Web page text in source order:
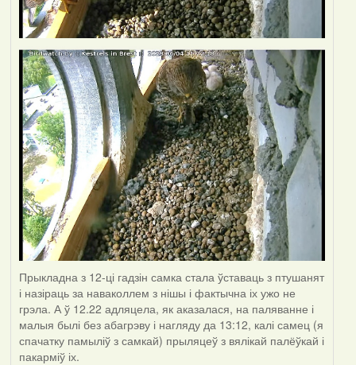
Прыкладна з 12-ці гадзін самка стала ўставаць з птушанят
і назіраць за наваколлем з нішы і фактычна іх ужо не
грэла. А ў 12.22 адляцела, як аказалася, на паляванне і
малыя былі без абагрэву і нагляду да 13:12, калі самец (я
спачатку памыліў з самкай) прыляцеў з вялікай палёўкай і
пакарміў іх.